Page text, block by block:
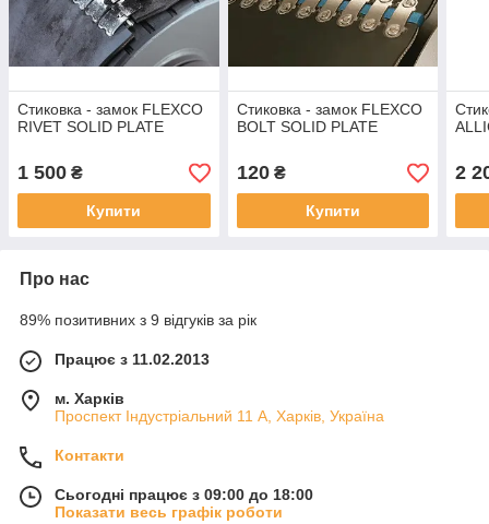
Стиковка - замок FLEXCO
RIVET SOLID PLATE
1 500 ₴
Купити
Стиковка - замок FLEXCO
BOLT SOLID PLATE
120₴
Купити
2
Про нас
89% позитивних з 9 відгуків за рік
Працює з 11.02.2013
м. Харків
Проспект Індустріальний 11 А, Харків, Україна
Контакти
Сьогодні працює з 09:00 до 18:00
Показати весь графік роботи